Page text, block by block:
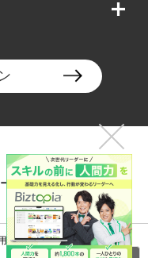
ポリシー
に関する詳